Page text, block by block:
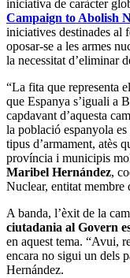
iniciativa de caràcter
Campaign to Abolish
iniciatives destinades al
oposar-se a les armes
la necessitat d’eliminar
“La fita que representa
que Espanya s’iguali a
capdavant d’aquesta
la població espanyola es
tipus d’armament, atès
província i municipis
Maribel Hernández,
Nuclear, entitat membre
A banda, l’èxit de la
ciutadania al Govern
en aquest tema. “Avui,
encara no sigui un dels
Hernández.